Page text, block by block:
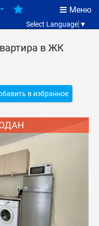
Меню
Select Language ▼
в ЖК
в избранное